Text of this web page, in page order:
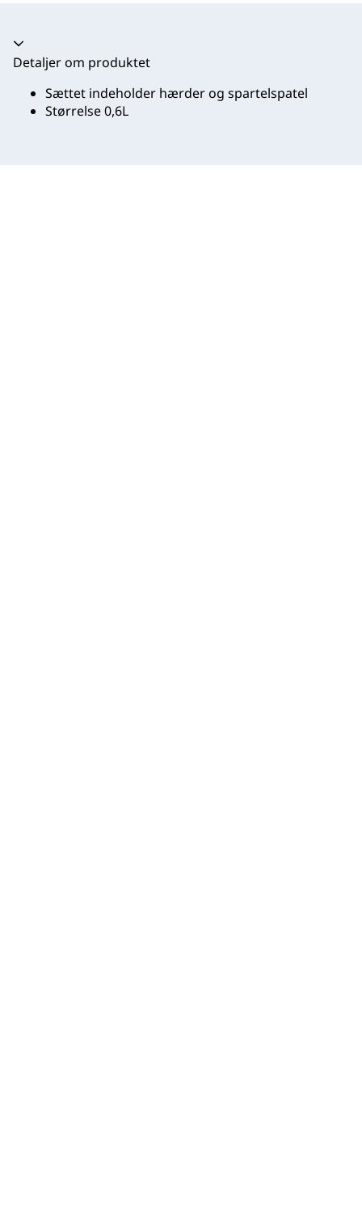
Harmonika kollapset
Detaljer om produktet
Sættet indeholder hærder og spartelspatel
Størrelse 0,6L